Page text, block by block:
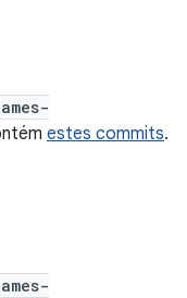
estes commits.